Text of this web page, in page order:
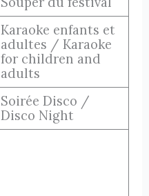
Karaoke enfants et
adultes / Karaoke
for children and
adults
Soirée Disco /
Disco Night